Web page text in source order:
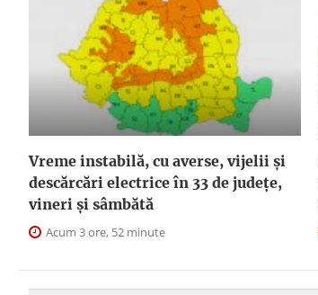
Vreme instabilă, cu averse, vijelii și
descărcări electrice în 33 de județe,
vineri și sâmbătă
Acum 3 ore, 52 minute